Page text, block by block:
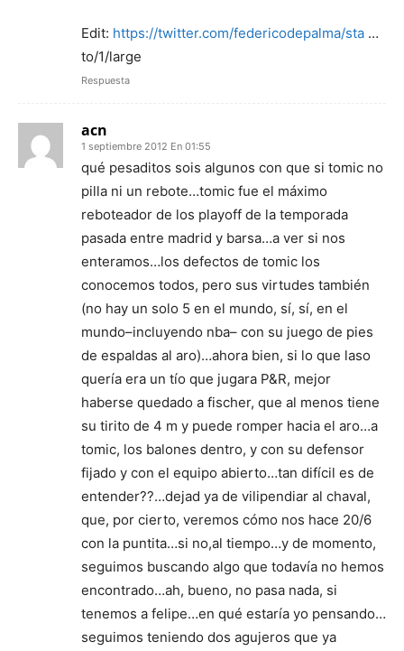
Edit: https://twitter.com/federicodepalma/sta …
to/1/large
Respuesta
acn
1 septiembre 2012 En 01:55
qué pesaditos sois algunos con que si tomic no
pilla ni un rebote…tomic fue el máximo
reboteador de los playoff de la temporada
pasada entre madrid y barsa…a ver si nos
enteramos…los defectos de tomic los
conocemos todos, pero sus virtudes también
(no hay un solo 5 en el mundo, sí, sí, en el
mundo–incluyendo nba– con su juego de pies
de espaldas al aro)…ahora bien, si lo que laso
quería era un tío que jugara P&R, mejor
haberse quedado a fischer, que al menos tiene
su tirito de 4 m y puede romper hacia el aro…a
tomic, los balones dentro, y con su defensor
fijado y con el equipo abierto…tan difícil es de
entender??…dejad ya de vilipendiar al chaval,
que, por cierto, veremos cómo nos hace 20/6
con la puntita…si no,al tiempo…y de momento,
seguimos buscando algo que todavía no hemos
encontrado…ah, bueno, no pasa nada, si
tenemos a felipe…en qué estaría yo pensando…
seguimos teniendo dos agujeros que ya